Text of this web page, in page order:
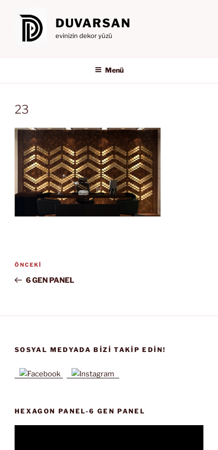
DUVARSAN
evinizin dekor yüzü
Menü
23
Yazı
Önceki
Yazı
ÖNCEKI
6 GEN PANEL
SOSYAL MEDYADA BIZI TAKIP EDIN!
HEXAGON PANEL-6 GEN PANEL